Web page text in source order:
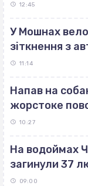
12:45
У Мошнах
зіткнення з
11:14
Напав на
жорстоке
10:27
На водоймах
загинули 37
09:00